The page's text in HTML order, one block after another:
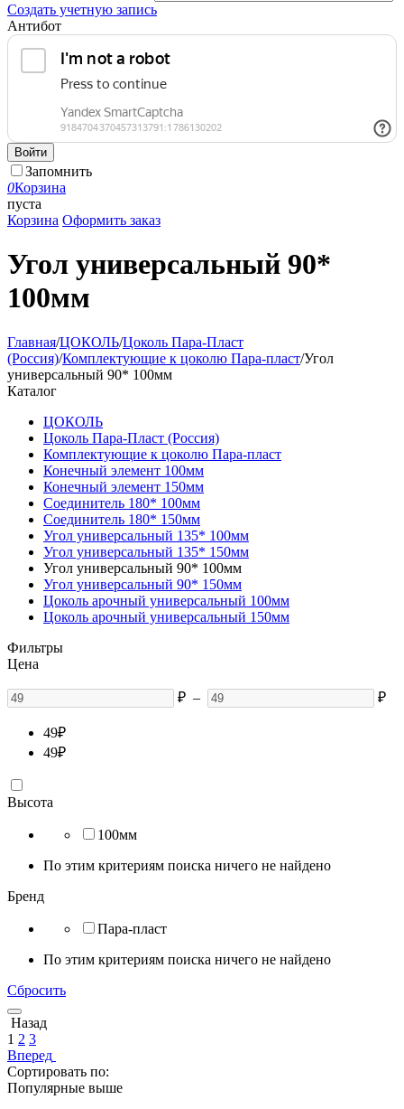
Создать учетную запись
Антибот
Войти
Запомнить
0Корзина
пуста
Корзина Оформить заказ
Угол универсальный 90*
100мм
Главная/ЦОКОЛЬ/Цоколь Пара-Пласт
(Россия)/Комплектующие к цоколю Пара-пласт/Угол
универсальный 90* 100мм
Каталог
ЦОКОЛЬ
Цоколь Пара-Пласт (Россия)
Комплектующие к цоколю Пара-пласт
Конечный элемент 100мм
Конечный элемент 150мм
Соединитель 180* 100мм
Соединитель 180* 150мм
Угол универсальный 135* 100мм
Угол универсальный 135* 150мм
Угол универсальный 90* 100мм
Угол универсальный 90* 150мм
Цоколь арочный универсальный 100мм
Цоколь арочный универсальный 150мм
Фильтры
Цена
₽ – ₽
49₽
49₽
Высота
100мм
По этим критериям поиска ничего не найдено
Бренд
Пара-пласт
По этим критериям поиска ничего не найдено
Сбросить
Назад
1 2 3
Вперед
Сортировать по:
Популярные выше